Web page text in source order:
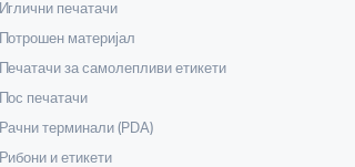
Иглични печатачи
Потрошен материјал
Печатачи за самолепливи етикети
Пос печатачи
Рачни терминали (PDA)
Рибони и етикети